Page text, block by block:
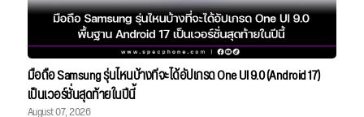
มือถือ Samsung รุ่นไหนบ้างที่จะได้อัปเกรด One UI 9.0 (Android 17)
เป็นเวอร์ชั่นสุดท้ายในปีนี้
August 07, 2026